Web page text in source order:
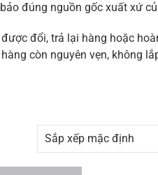
đúng nguồn gốc xuất xứ
đổi, trả lại hàng hoặc
còn nguyên vẹn, không